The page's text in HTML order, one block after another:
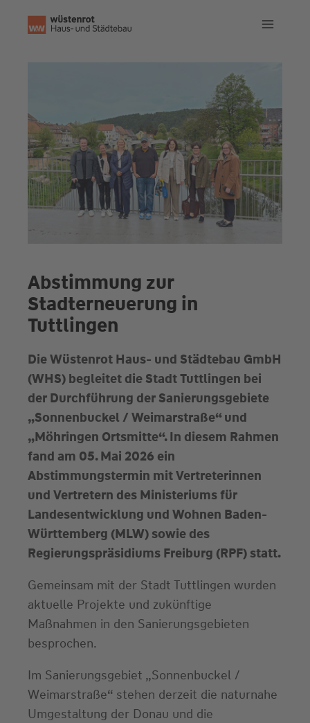
Inhalt
Abstimmung zur
Stadterneuerung in
Tuttlingen
Die Wüstenrot Haus- und Städtebau GmbH
(WHS) begleitet die Stadt Tuttlingen bei
der Durchführung der Sanierungsgebiete
„Sonnenbuckel / Weimarstraße“ und
„Möhringen Ortsmitte“. In diesem Rahmen
fand am 05. Mai 2026 ein
Abstimmungstermin mit Vertreterinnen
und Vertretern des Ministeriums für
Landesentwicklung und Wohnen Baden-
Württemberg (MLW) sowie des
Regierungspräsidiums Freiburg (RPF) statt.
Gemeinsam mit der Stadt Tuttlingen wurden
aktuelle Projekte und zukünftige
Maßnahmen in den Sanierungsgebieten
besprochen.
Im Sanierungsgebiet „Sonnenbuckel /
Weimarstraße“ stehen derzeit die naturnahe
Umgestaltung der Donau und die